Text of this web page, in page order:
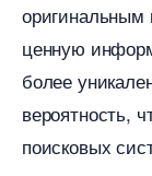
ценную
олее
ероятность,
поисковых